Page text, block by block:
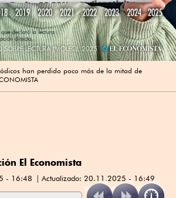
han perdido poco más de la mitad de
El Economista
- 16:48 Actualizado: 20.11.2025 - 16:49